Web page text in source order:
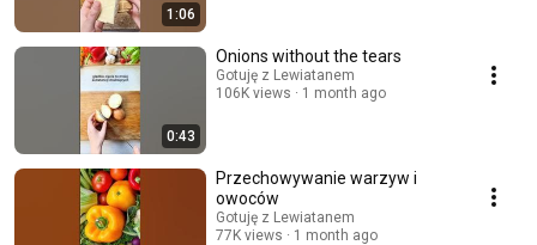
1:06
0:43
Onions without the tears
Gotuję z Lewiatanem
106K views
1 month ago
Przechowywanie warzyw i
owoców
Gotuję z Lewiatanem
77K views
1 month ago